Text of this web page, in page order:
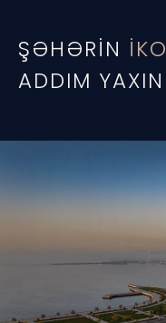
ŞƏHƏRIN
ADDIM